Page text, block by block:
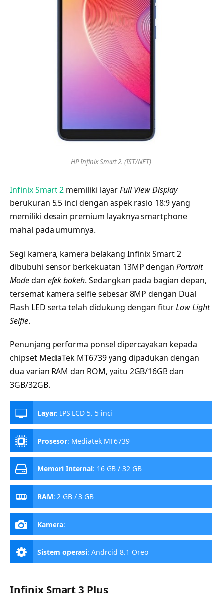
HP Infinix Smart 2. (IST/NET)
Infinix Smart 2 memiliki layarFull View Display
berukuran 5.5 inci dengan aspek rasio 18:9 yang
memiliki desain premium layaknya smartphone
mahal pada umumnya.
Segi kamera, kamera belakang Infinix Smart 2
dibubuhi sensor berkekuatan 13MP denganPortrait
Modedan efek bokeh. Sedangkan pada bagian depan,
tersemat kamera selfie sebesar 8MP dengan Dual
Flash LED serta telah didukung dengan fiturLow Light
Selfie.
Penunjang performa ponsel dipercayakan kepada
chipset MediaTek MT6739 yang dipadukan dengan
dua varian RAM dan ROM, yaitu 2GB/16GB dan
3GB/32GB.
Layar: IPS LCD 5. 5 inci
Prosesor: Mediatek MT6739
Memori Internal: 16 GB / 32 GB
RAM: 2 GB / 3 GB
Kamera:
Sistem operasi:Android 8.1 Oreo
Infinix Smart 3 Plus